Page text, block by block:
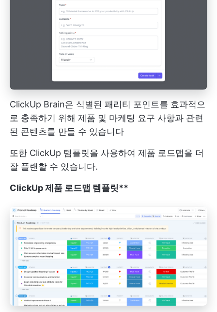
ClickUp Brain은 식별된 패리티 포인트를 효과적으
로 충족하기 위해 제품 및 마케팅 요구 사항과 관련
된 콘텐츠를 만들 수 있습니다
또한 ClickUp 템플릿을 사용하여 제품 로드맵을 더
잘 플랜할 수 있습니다.
ClickUp 제품 로드맵 템플릿**